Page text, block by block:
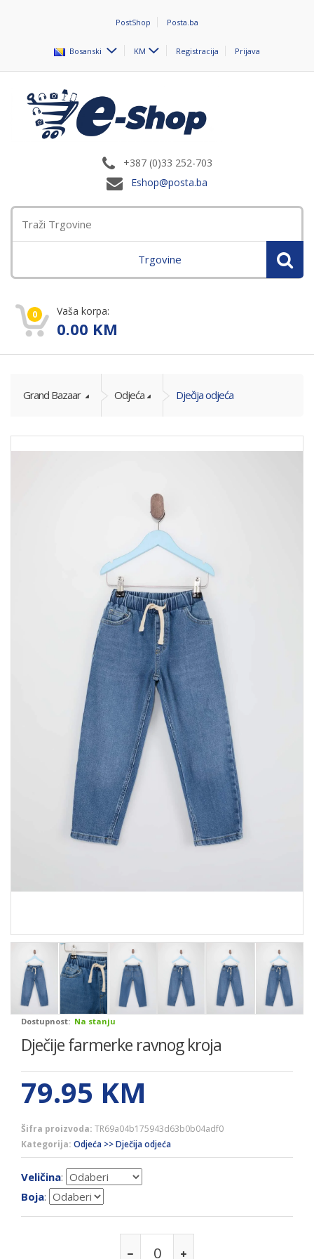
PostShop Posta.ba
Bosanski KM Registracija Prijava
+387 (0)33 252-703
Eshop@posta.ba
Trgovine
0 Vaša korpa:
0.00 KM
Grand Bazaar Odjeća Dječija odjeća
Dostupnost: Na stanju
Dječije farmerke ravnog kroja
79.95 KM
Šifra proizvoda: TR69a04b175943d63b0b04adf0
Kategorija: Odjeća >> Dječija odjeća
Veličina:
Boja: